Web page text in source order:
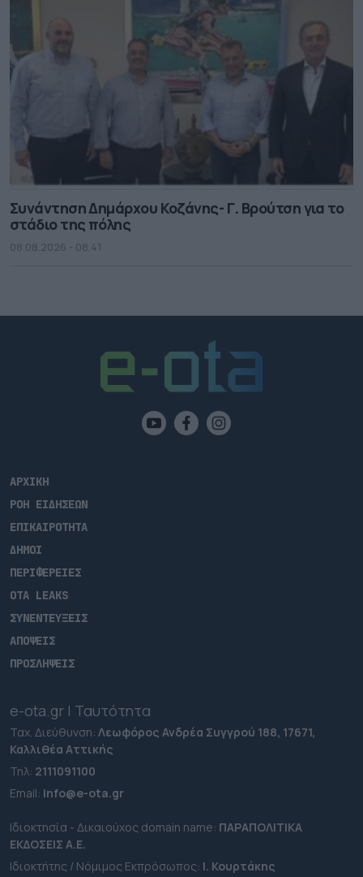
Συνάντηση Δημάρχου Κοζάνης- Γ. Βρούτση για το
στάδιο της πόλης
08.08.2026 - 08.41
ΑΡΧΙΚΗ
ΡΟΗ ΕΙΔΗΣΕΩΝ
ΕΠΙΚΑΙΡΟΤΗΤΑ
ΔΗΜΟΙ
ΠΕΡΙΦΕΡΕΙΕΣ
OTA LEAKS
ΣΥΝΕΝΤΕΥΞΕΙΣ
ΑΠΟΨΕΙΣ
ΠΡΟΣΛΗΨΕΙΣ
e-ota.gr | Ταυτότητα
Ταχ. Διεύθυνση: Λεωφόρος Ανδρέα Συγγρού 188, 17671,
Καλλιθέα Αττικής
Τηλ: 2111091100
Εmail: info@e-ota.gr
Ιδιοκτησία - Δικαιούχος domain name: ΠΑΡΑΠΟΛΙΤΙΚΑ
ΕΚΔΟΣΕΙΣ A.E.
Ιδιοκτήτης / Νόμιμος Εκπρόσωπος: Ι. Κουρτάκης